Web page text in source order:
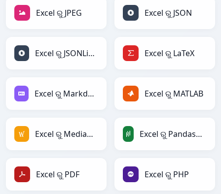
Excel ରୁ JPEG Excel ରୁ JSON
Excel ରୁ JSONLines Excel ରୁ LaTeX
Excel ରୁ Markdown Excel ରୁ MATLAB
Excel ରୁ MediaWiki Excel ରୁ PandasDataFrame
Excel ରୁ PDF Excel ରୁ PHP